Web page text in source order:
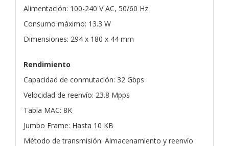
Alimentación: 100-240 V AC, 50/60 Hz
Consumo máximo: 13.3 W
Dimensiones: 294 x 180 x 44 mm
Rendimiento
Capacidad de conmutación: 32 Gbps
Velocidad de reenvío: 23.8 Mpps
Tabla MAC: 8K
Jumbo Frame: Hasta 10 KB
Método de transmisión: Almacenamiento y reenvío